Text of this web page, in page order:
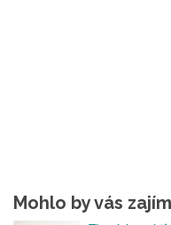
Mohlo by vás